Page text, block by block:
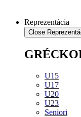
Reprezentácia
Close
U15
U17
U20
U23
Seniori